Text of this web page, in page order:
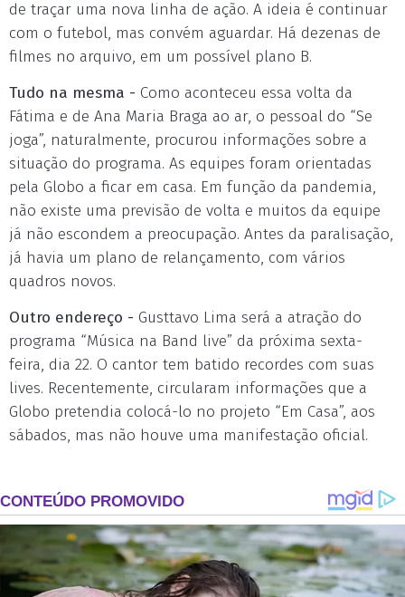
de traçar uma nova linha de ação. A ideia é continuar
com o futebol, mas convém aguardar. Há dezenas de
filmes no arquivo, em um possível plano B.
Tudo na mesma - Como aconteceu essa volta da
Fátima e de Ana Maria Braga ao ar, o pessoal do “Se
joga”, naturalmente, procurou informações sobre a
situação do programa. As equipes foram orientadas
pela Globo a ficar em casa. Em função da pandemia,
não existe uma previsão de volta e muitos da equipe
já não escondem a preocupação. Antes da paralisação,
já havia um plano de relançamento, com vários
quadros novos.
Outro endereço - Gusttavo Lima será a atração do
programa “Música na Band live” da próxima sexta-
feira, dia 22. O cantor tem batido recordes com suas
lives. Recentemente, circularam informações que a
Globo pretendia colocá-lo no projeto “Em Casa”, aos
sábados, mas não houve uma manifestação oficial.